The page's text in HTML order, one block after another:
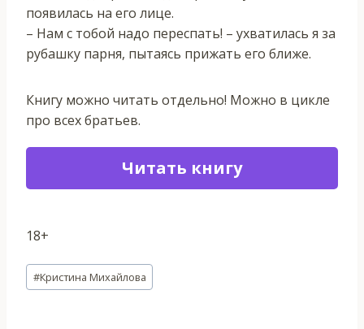
появилась на его лице.
– Нам с тобой надо переспать! – ухватилась я за
рубашку парня, пытаясь прижать его ближе.
Книгу можно читать отдельно! Можно в цикле
про всех братьев.
Читать книгу
18+
Метки
записи:
#Кристина Михайлова